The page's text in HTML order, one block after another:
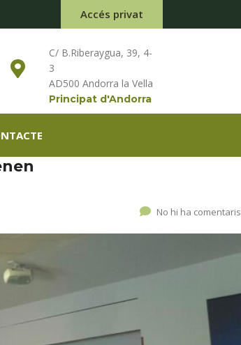
Accés privat
C/ B.Riberaygua, 39, 4-
3
AD500 Andorra la Vella
Principat d'Andorra
No hi ha comentaris